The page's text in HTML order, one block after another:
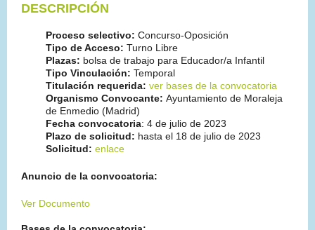
DESCRIPCIÓN
Proceso selectivo: Concurso-Oposición
Tipo de Acceso: Turno Libre
Plazas: bolsa de trabajo para Educador/a Infantil
Tipo Vinculación: Temporal
Titulación requerida: ver bases de la convocatoria
Organismo Convocante: Ayuntamiento de Moraleja
de Enmedio (Madrid)
Fecha convocatoria: 4 de julio de 2023
Plazo de solicitud: hasta el 18 de julio de 2023
Solicitud: enlace
Anuncio de la convocatoria:
Ver Documento